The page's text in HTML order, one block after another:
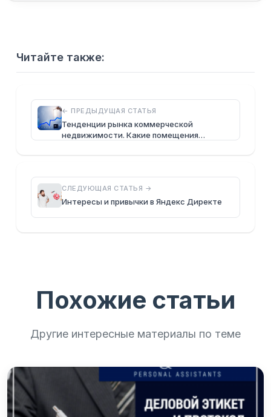
Читайте также:
← ПРЕДЫДУЩАЯ СТАТЬЯ
Тенденции рынка коммерческой
недвижимости. Какие помещения
СЛЕДУЮЩАЯ СТАТЬЯ →
Интересы и привычки в Яндекс Директе
Похожие статьи
Другие интересные материалы по теме